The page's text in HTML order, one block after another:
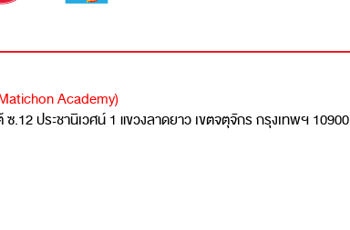
Academy)
.12 ประชานิเวศน์ 1 แขวงลาดยาว เขตจตุจักร กรุงเทพฯ 10900